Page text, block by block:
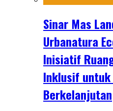
Sinar Mas
Urbanatura
Inisiatif
Inklusif
Berkelanjutan